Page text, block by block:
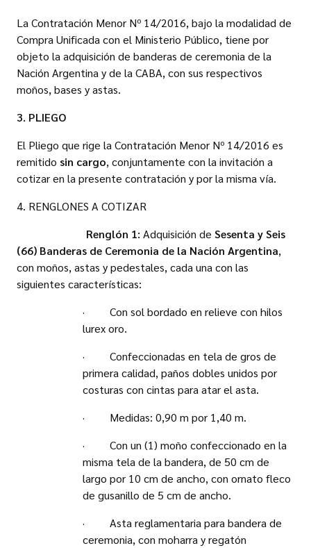
La Contratación Menor Nº 14/2016, bajo la modalidad de
Compra Unificada con el Ministerio Público, tiene por
objeto la adquisición de banderas de ceremonia de la
Nación Argentina y de la CABA, con sus respectivos
moños, bases y astas.
3. PLIEGO
El Pliego que rige la Contratación Menor Nº 14/2016 es
remitido sin cargo, conjuntamente con la invitación a
cotizar en la presente contratación y por la misma vía.
4. RENGLONES A COTIZAR
Renglón 1: Adquisición de Sesenta y Seis
(66) Banderas de Ceremonia de la Nación Argentina,
con moños, astas y pedestales, cada una con las
siguientes características:
· Con sol bordado en relieve con hilos
lurex oro.
· Confeccionadas en tela de gros de
primera calidad, paños dobles unidos por
costuras con cintas para atar el asta.
· Medidas: 0,90 m por 1,40 m.
· Con un (1) moño confeccionado en la
misma tela de la bandera, de 50 cm de
largo por 10 cm de ancho, con ornato fleco
de gusanillo de 5 cm de ancho.
· Asta reglamentaria para bandera de
ceremonia, con moharra y regatón